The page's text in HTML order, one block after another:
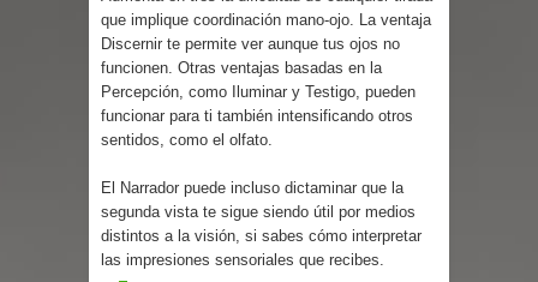
que implique coordinación mano-ojo. La ventaja
Discernir te permite ver aunque tus ojos no
funcionen. Otras ventajas basadas en la
Percepción, como Iluminar y Testigo, pueden
funcionar para ti también intensificando otros
sentidos, como el olfato.
El Narrador puede incluso dictaminar que la
segunda vista te sigue siendo útil por medios
distintos a la visión, si sabes cómo interpretar
las impresiones sensoriales que recibes.